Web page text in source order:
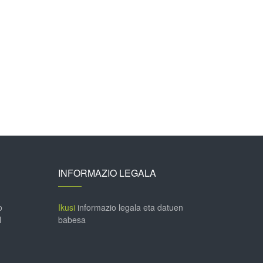
INFORMAZIO LEGALA
Ikusiinformazio legala eta datuen
babesa